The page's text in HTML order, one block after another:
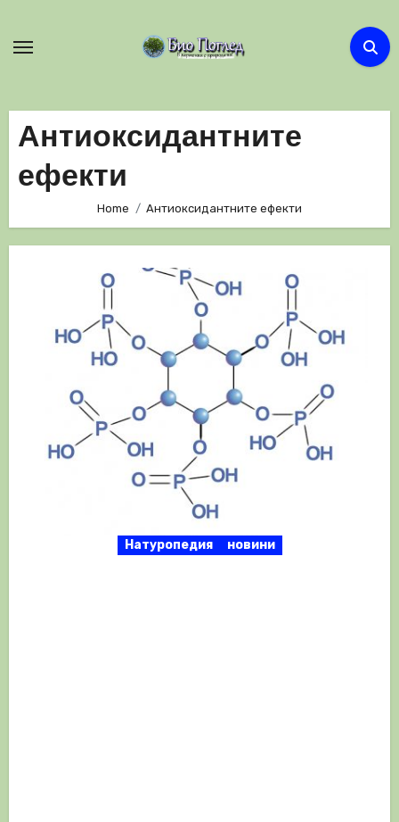
Антиоксидантните
ефекти
Home Антиоксидантните ефекти
Натуропедия новини